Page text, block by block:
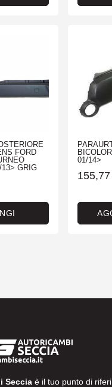
FORD
GRIG
01/14>
155,77
Seccia è il tuo punto di